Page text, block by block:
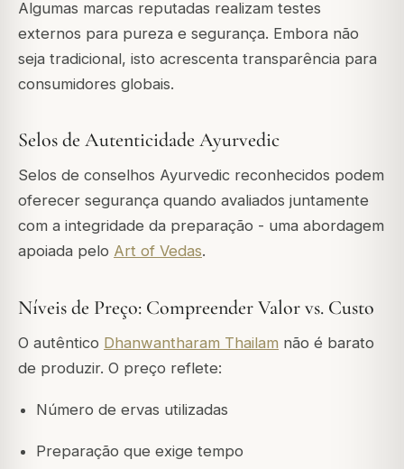
Algumas marcas reputadas realizam testes
externos para pureza e segurança. Embora não
seja tradicional, isto acrescenta transparência para
consumidores globais.
Selos de Autenticidade Ayurvedic
Selos de conselhos Ayurvedic reconhecidos podem
oferecer segurança quando avaliados juntamente
com a integridade da preparação - uma abordagem
apoiada pelo Art of Vedas.
Níveis de Preço: Compreender Valor vs. Custo
O autêntico Dhanwantharam Thailam não é barato
de produzir. O preço reflete:
Número de ervas utilizadas
Preparação que exige tempo